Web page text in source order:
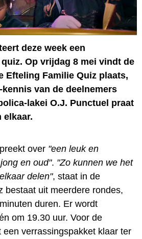
deze week een
Op vrijdag 8 mei vindt de
Efteling Familie Quiz plaats,
van de deelnemers
lakei O.J. Punctuel praat
elkaar.
over "een leuk en
en oud". "Zo kunnen we het
delen", staat in de
bestaat uit meerdere rondes,
duren. Er wordt
om 19.30 uur. Voor de
verrassingspakket klaar ter